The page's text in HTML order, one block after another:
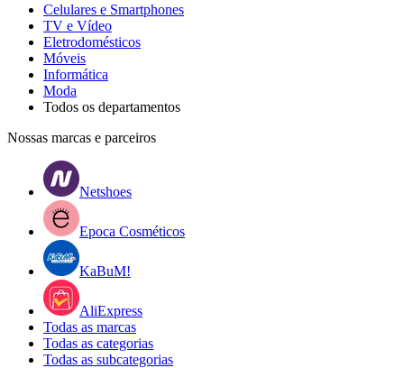
Celulares e Smartphones
TV e Vídeo
Eletrodomésticos
Móveis
Informática
Moda
Todos os departamentos
Nossas marcas e parceiros
Netshoes
Epoca Cosméticos
KaBuM!
AliExpress
Todas as marcas
Todas as categorias
Todas as subcategorias